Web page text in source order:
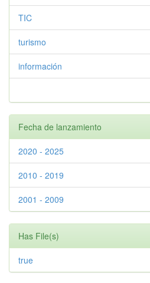
TIC
turismo
información
Fecha de lanzamiento
2020 - 2025
2010 - 2019
2001 - 2009
Has File(s)
true